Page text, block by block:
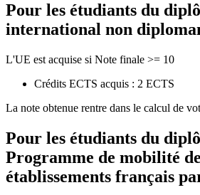
Pour les étudiants du
international non
L'UE est acquise si Note finale >= 10
Crédits ECTS acquis : 2 ECTS
La note obtenue rentre dans le calcul de
Pour les étudiants du
Programme de mobilité
établissements français